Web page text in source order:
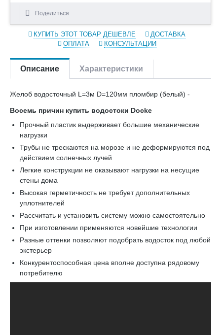
Поделиться
КУПИТЬ ЭТОТ ТОВАР ДЕШЕВЛЕ
ДОСТАВКА
ОПЛАТА
КОНСУЛЬТАЦИИ
Описание Характеристики
Желоб водосточный L=3м D=120мм пломбир (белый) -
Восемь причин купить водостоки Docke
Прочный пластик выдерживает большие механические
нагрузки
Трубы не трескаются на морозе и не деформируются под
действием солнечных лучей
Легкие конструкции не оказывают нагрузки на несущие
стены дома
Высокая герметичность не требует дополнительных
уплотнителей
Рассчитать и установить систему можно самостоятельно
При изготовлении применяются новейшие технологии
Разные оттенки позволяют подобрать водосток под любой
экстерьер
Конкурентоспособная цена вполне доступна рядовому
потребителю